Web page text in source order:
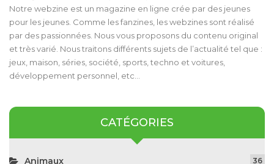
Notre webzine est un magazine en ligne crée par des jeunes
pour les jeunes. Comme les fanzines, les webzines sont réalisé
par des passionnées. Nous vous proposons du contenu original
et très varié. Nous traitons différents sujets de l’actualité tel que :
jeux, maison, séries, société, sports, techno et voitures,
développement personnel, etc…
CATÉGORIES
Animaux 36